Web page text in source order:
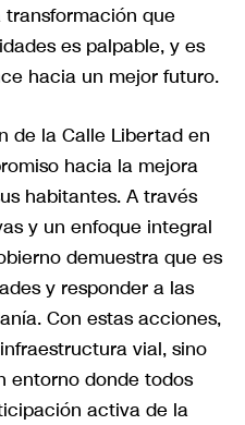
que
es palpable, y es
hacia un mejor futuro.
de la Calle Libertad en
hacia la mejora
habitantes. A través
y un enfoque integral
demuestra que es
y responder a las
Con estas acciones,
vial, sino
entorno donde todos
activa de la